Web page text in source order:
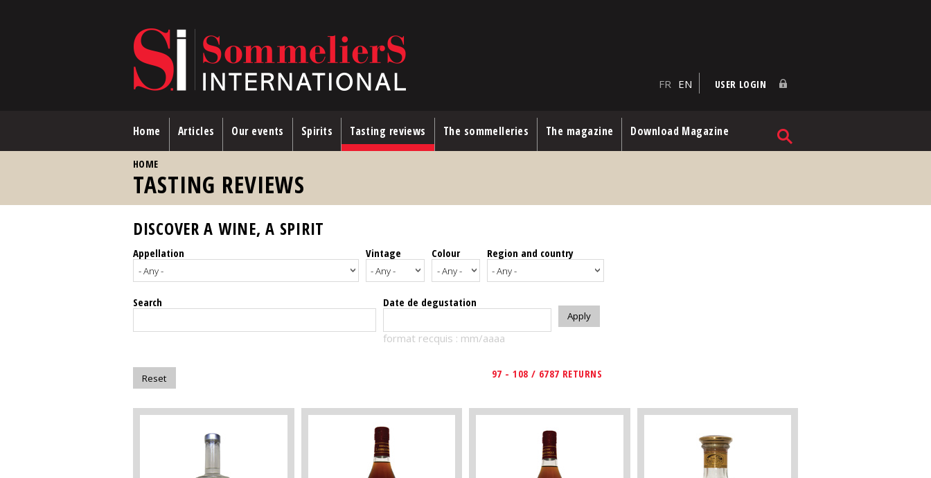
FR EN USER LOGIN
Home Articles Our events Spirits Tasting reviews The sommelleries The magazine Download Magazine
HOME
TASTING REVIEWS
DISCOVER A WINE, A SPIRIT
Appellation Vintage Colour Region and country
Search Date de degustation
format recquis : mm/aaaa
97 - 108 / 6787 RETURNS